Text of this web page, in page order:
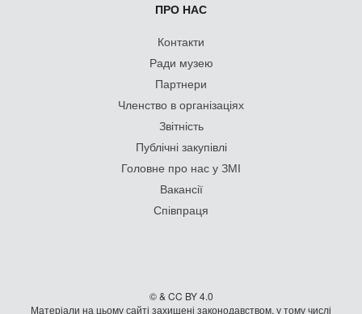
ПРО НАС
Контакти
Ради музею
Партнери
Членство в організаціях
Звітність
Публічні закупівлі
Головне про нас у ЗМІ
Вакансії
Співпраця
© & CC BY 4.0
Матеріали на цьому сайті захищені законодавством, у тому числі